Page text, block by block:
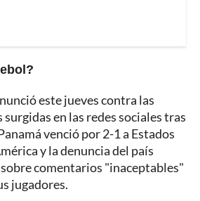
este jueves contra las
en las redes sociales tras
venció por 2-1 a Estados
y la denuncia del país
comentarios "inaceptables"
jugadores.